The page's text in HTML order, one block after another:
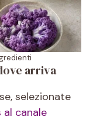
arriva
selezionate
canale